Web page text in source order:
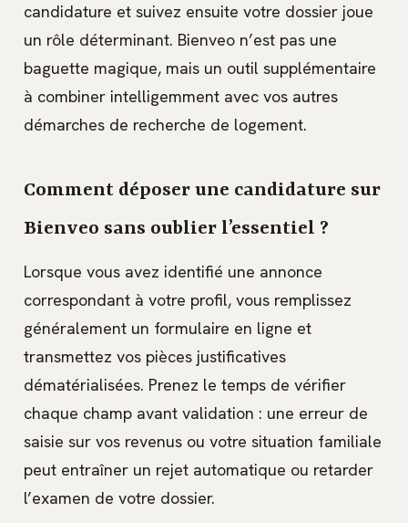
candidature et suivez ensuite votre dossier joue
un rôle déterminant. Bienveo n’est pas une
baguette magique, mais un outil supplémentaire
à combiner intelligemment avec vos autres
démarches de recherche de logement.
Comment déposer une candidature sur
Bienveo sans oublier l’essentiel ?
Lorsque vous avez identifié une annonce
correspondant à votre profil, vous remplissez
généralement un formulaire en ligne et
transmettez vos pièces justificatives
dématérialisées. Prenez le temps de vérifier
chaque champ avant validation : une erreur de
saisie sur vos revenus ou votre situation familiale
peut entraîner un rejet automatique ou retarder
l’examen de votre dossier.